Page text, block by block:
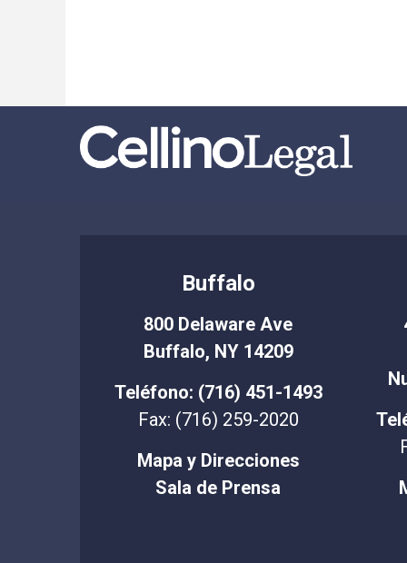
Buffalo
800 Delaware Ave
Buffalo, NY 14209
Teléfono: (716) 451-1493
Fax: (716) 259-2020
Mapa y Direcciones
Sala de Prensa